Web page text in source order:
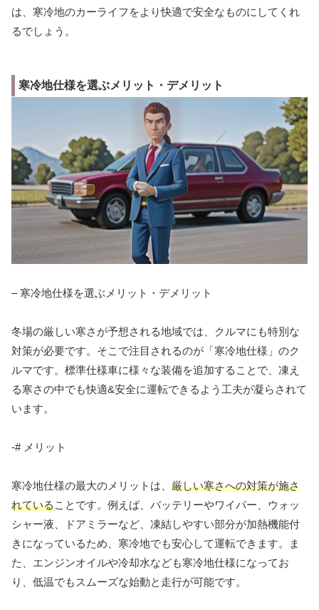
は、寒冷地のカーライフをより快適で安全なものにしてくれ
るでしょう。
寒冷地仕様を選ぶメリット・デメリット
– 寒冷地仕様を選ぶメリット・デメリット
冬場の厳しい寒さが予想される地域では、クルマにも特別な
対策が必要です。そこで注目されるのが「寒冷地仕様」のク
ルマです。標準仕様車に様々な装備を追加することで、凍え
る寒さの中でも快適&安全に運転できるよう工夫が凝らされて
います。
-# メリット
寒冷地仕様の最大のメリットは、 厳しい寒さへの対策が施さ
れていることです。例えば、バッテリーやワイパー、ウォッ
シャー液、ドアミラーなど、凍結しやすい部分が加熱機能付
きになっているため、寒冷地でも安心して運転できます。ま
た、エンジンオイルや冷却水なども寒冷地仕様になってお
り、低温でもスムーズな始動と走行が可能です。